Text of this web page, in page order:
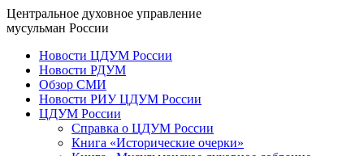
Центральное духовное управление
мусульман России
Новости ЦДУМ России
Новости РДУМ
Обзор СМИ
Новости РИУ ЦДУМ России
ЦДУМ России
Справка о ЦДУМ России
Книга «Исторические очерки»